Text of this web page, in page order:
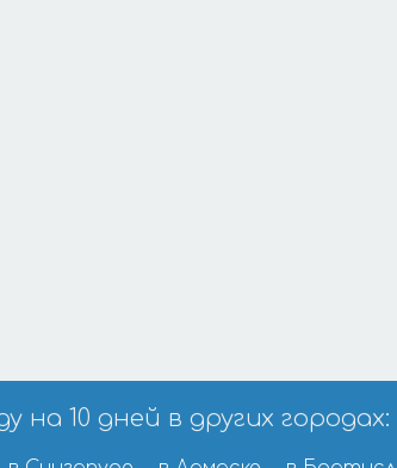
на 10 дней в других городах: